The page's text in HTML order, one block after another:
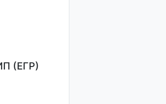
(ЕГР)